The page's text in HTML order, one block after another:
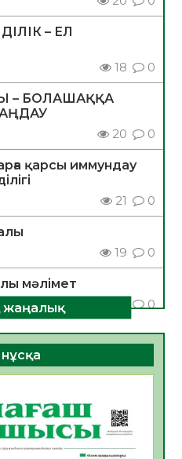
– ЕЛ
18 0
– БОЛАШАҚҚА
20 0
қарсы иммундау
21 0
19 0
мәлімет
0
облысы полиция
астам
қамтамасыз етті
ҰРПАҚ –
КЕҢЕЙТІЛГЕН
жаңалық
нұсқа